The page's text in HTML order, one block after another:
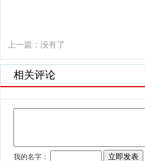
上一篇：没有了 下一篇：
相关评论